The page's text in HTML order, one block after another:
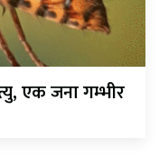
एक जना गम्भीर